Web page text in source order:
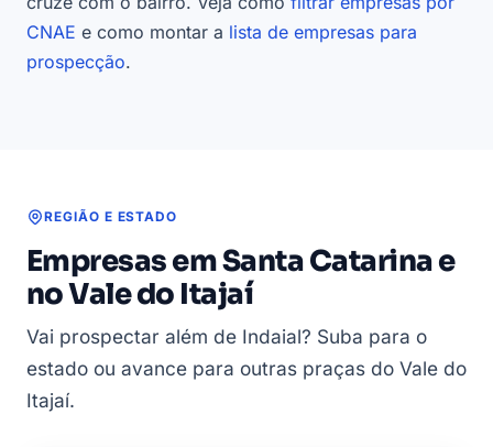
CNAE e como montar a lista de empresas para
prospecção.
REGIÃO E ESTADO
Empresas em Santa Catarina e
no Vale do Itajaí
Vai prospectar além de Indaial? Suba para o
estado ou avance para outras praças do Vale do
Itajaí.